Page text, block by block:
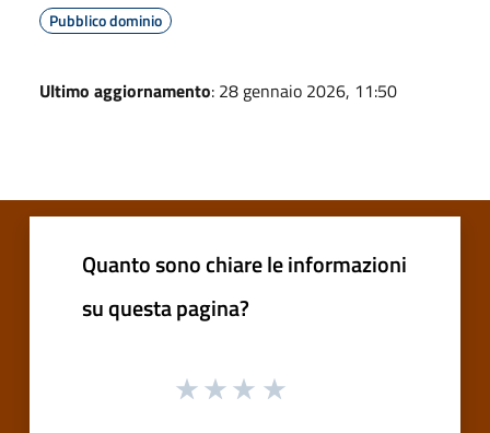
Pubblico dominio
Ultimo aggiornamento: 28 gennaio 2026, 11:50
Quanto sono chiare le informazioni
su questa pagina?